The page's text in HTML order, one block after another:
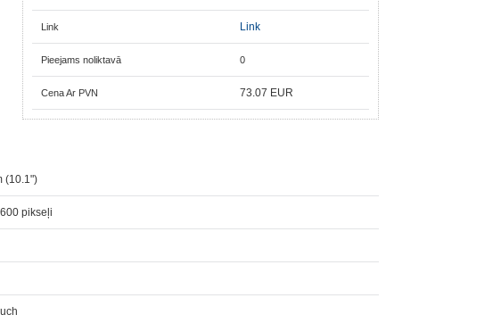
Link Link
Pieejams noliktavā 0
Cena Ar PVN 73.07 EUR
(10.1")
pikseļi